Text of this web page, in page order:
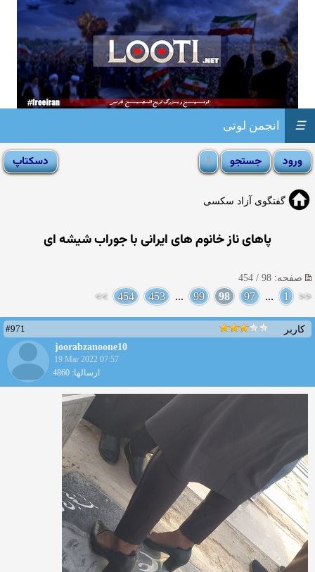
انجمن لوتی ☰
گفتگوی آزاد سکسی
پاهای ناز خانوم های ایرانی با جوراب شیشه ای
صفحه: 98 / 454
<<
1
...
97
98
99
...
453
454
>>
کاربر
#971
joorabzanoone10
19 Mar 2022 07:57
ارسالها: 4860